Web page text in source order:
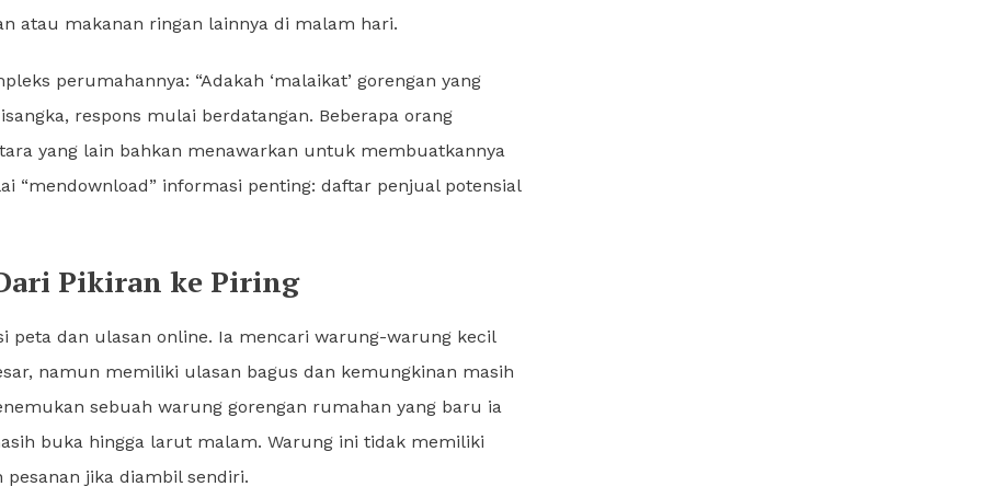
atau makanan ringan lainnya di malam hari.
perumahannya: “Adakah ‘malaikat’ gorengan yang
respons mulai berdatangan. Beberapa orang
yang lain bahkan menawarkan untuk membuatkannya
“mendownload” informasi penting: daftar penjual potensial
Pikiran ke Piring
dan ulasan online. Ia mencari warung-warung kecil
namun memiliki ulasan bagus dan kemungkinan masih
sebuah warung gorengan rumahan yang baru ia
buka hingga larut malam. Warung ini tidak memiliki
jika diambil sendiri.